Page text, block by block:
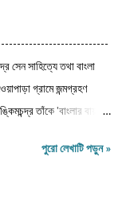
সাহিত্যে তথা বাংলা
গ্রামে জন্মগ্রহণ
তাঁকে 'বাংলার বায়রন'
এই তিন কবি বাংলা
পুরো লেখাটি পড়ুন »